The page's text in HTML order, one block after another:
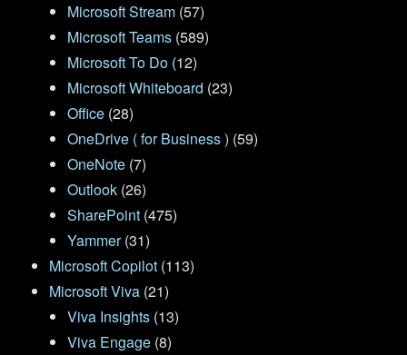
Microsoft Stream (57)
Microsoft Teams (589)
Microsoft To Do (12)
Microsoft Whiteboard (23)
Office (28)
OneDrive ( for Business ) (59)
OneNote (7)
Outlook (26)
SharePoint (475)
Yammer(31)
Microsoft Copilot (113)
Microsoft Viva (21)
Viva Insights (13)
Viva Engage (8)